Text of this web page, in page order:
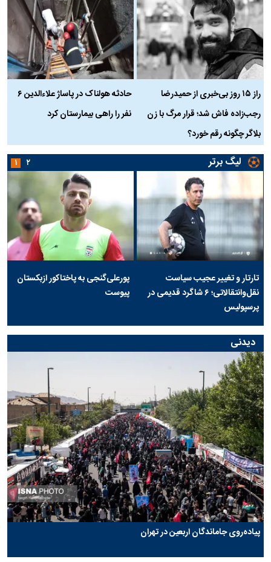
راز ۱۵ روز بی‌خبری از حمیدرضا
رجب‌زاده فاش شد؛ قرار مرگ با زن
بلاگر چگونه رقم خورد؟
حادثه هولناک در پاساژ علاءالدین ۶
نفر را راهی بیمارستان کرد
لیگ برتر
تارتار و تغییر عجیب سیاست
نقل‌وانتقالاتی؛ ۶ شاگرد قدیمی در
پرسپولیس
پورعلی‌گنجی به پاختاکور ازبکستان
پیوست
۱ ۲
دیدنی
پیاده‌روی جاماندگان اربعین در تهران